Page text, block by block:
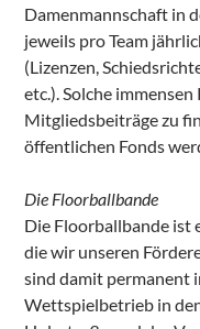
Damenmannschaft in
jeweils pro Team
(Lizenzen,
etc.). Solche
Mitgliedsbeiträge zu
öffentlichen Fonds
Die Floorballbande
Die Floorballbande ist
die wir unseren
sind damit permanent
Wettspielbetrieb in